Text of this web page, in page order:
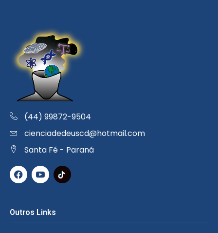
(44) 99872-9504
cienciadedeuscd@hotmail.com
Santa Fé - Paraná
Outros Links